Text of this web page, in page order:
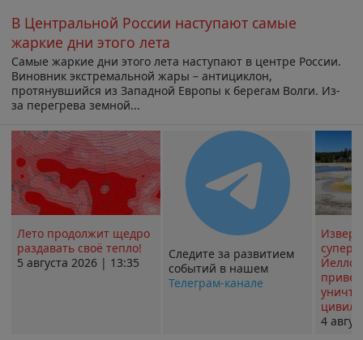
В Центральной России наступают самые
жаркие дни этого лета
Самые жаркие дни этого лета наступают в центре России.
Виновник экстремальной жары – антициклон,
протянувшийся из Западной Европы к берегам Волги. Из-
за перегрева земной...
Лето продолжит щедро
раздавать своё тепло!
5 августа 2026 | 13:35
Следите за развитием
событий в нашем
Телеграм-канале
4